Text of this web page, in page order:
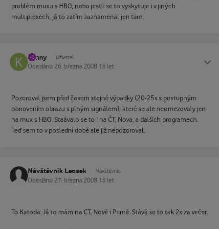
problém muxu s HBO, nebo jestli se to vyskytuje i v jiných
multiplexech, já to zatím zaznamenal jen tam.
kenny Uživatel
Odesláno 26. března 2008 18 let
Pozoroval jsem před časem stejné výpadky (20-25s s postupným
obnovením obrazu s plným signálem), které se ale neomezovaly jen
na mux s HBO. Staávalo se to i na ČT, Nova, a dalších programech.
Teď sem to v poslední době ale již nepozoroval.
Návštěvník Leosek Návštěvníci
Odesláno 27. března 2008 18 let
To Katoda: Já to mám na CT, Nově i Primě. Stává se to tak 2x za večer.